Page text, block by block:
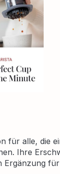
für alle, die
Ihre
für